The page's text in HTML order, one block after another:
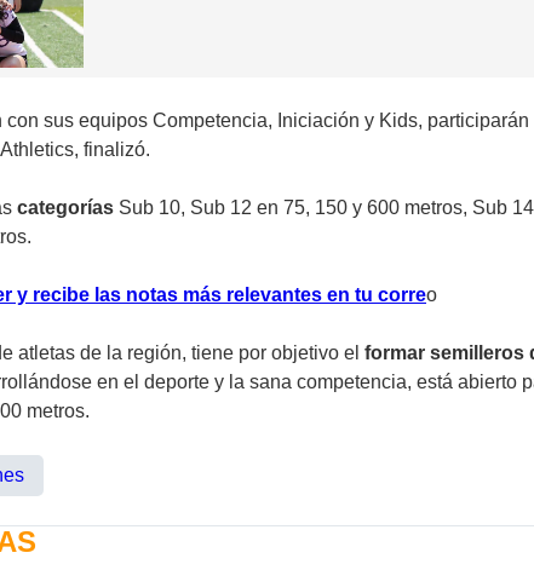
sus equipos Competencia, Iniciación y Kids,
finalizó.
categorías Sub 10, Sub 12 en 75, 150 y 600 metros, Sub
y recibe las notas más relevantes en tu correo
atletas de la región, tiene por objetivo el formar semilleros
en el deporte y la sana competencia, está
metros.